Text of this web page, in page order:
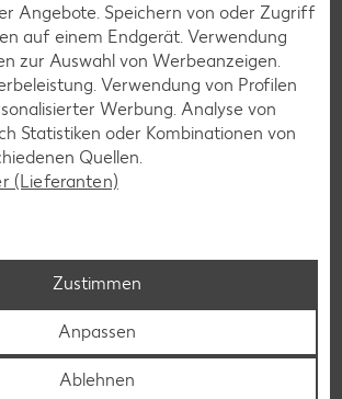
Rezepte
muss dich kulinarisch nicht ausbremsen,
Angebote. Speichern von oder Zugriff
auf einem Endgerät. Verwendung
zur Auswahl von Werbeanzeigen.
Verwendung von Profilen
Werbung. Analyse von
Statistiken oder Kombinationen von
Quellen.
(Lieferanten)
Zustimmen
Anpassen
Ablehnen